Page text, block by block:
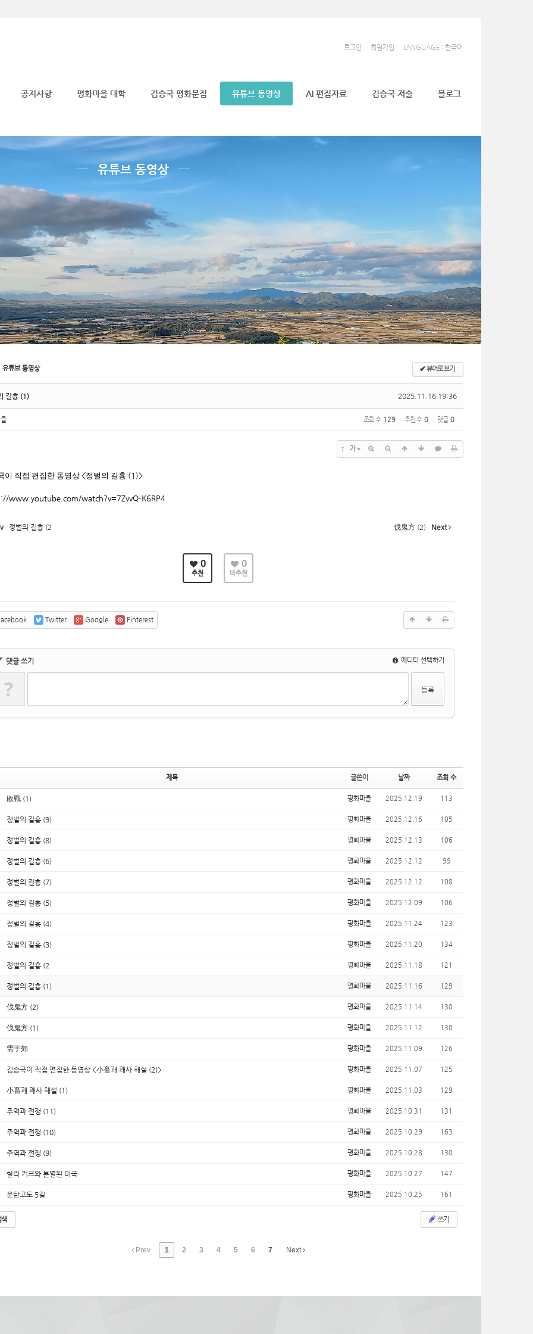
로그인 회원가입 LANGUAGE : 한국어
공지사항 평화마을 대학 김승국 평화문집 유튜브 동영상 AI 편집자료 김승국 저술 블로그
유튜브 동영상
유튜브 동영상 ✔뷰어로 보기
2025.11.16 19:36
길흉 (1)
조회 수 129 추천 수 0 댓글 0
? 가
이 직접 편집한 동영상 <정벌의 길흉 (1)>
www.youtube.com/watch?v=7ZvvQ-K6RP4
정벌의 길흉 (2 伐鬼方 (2) Next
0
추천
0
비추천
Twitter Google Pinterest
댓글 쓰기 에디터 선택하기
?
제목 글쓴이 날짜 조회 수
敗戰 (1) 평화마을 2025.12.19 113
정벌의 길흉 (9) 평화마을 2025.12.16 105
정벌의 길흉 (8) 평화마을 2025.12.13 106
정벌의 길흉 (6) 평화마을 2025.12.12 99
정벌의 길흉 (7) 평화마을 2025.12.12 108
정벌의 길흉 (5) 평화마을 2025.12.09 106
정벌의 길흉 (4) 평화마을 2025.11.24 123
정벌의 길흉 (3) 평화마을 2025.11.20 134
정벌의 길흉 (2 평화마을 2025.11.18 121
정벌의 길흉 (1) 평화마을 2025.11.16 129
伐鬼方 (2) 평화마을 2025.11.14 130
伐鬼方 (1) 평화마을 2025.11.12 130
需于郊 평화마을 2025.11.09 126
김승국이 직접 편집한 동영상 <小畜괘 괘사 해설 (2)> 평화마을 2025.11.07 125
小畜괘 괘사 해설 (1) 평화마을 2025.11.03 129
주역과 전쟁 (11) 평화마을 2025.10.31 131
주역과 전쟁 (10) 평화마을 2025.10.29 163
주역과 전쟁 (9) 평화마을 2025.10.28 130
찰리 커크와 분열된 미국 평화마을 2025.10.27 147
운탄고도 5길 평화마을 2025.10.25 161
색 쓰기
Prev 1 2 3 4 5 6 7 Next